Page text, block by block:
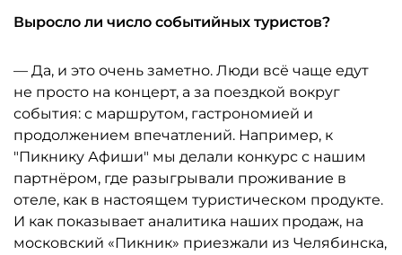
Выросло ли число событийных туристов?
— Да, и это очень заметно. Люди всё чаще едут
не просто на концерт, а за поездкой вокруг
события: с маршрутом, гастрономией и
продолжением впечатлений. Например, к
"Пикнику Афиши" мы делали конкурс с нашим
партнёром, где разыгрывали проживание в
отеле, как в настоящем туристическом продукте.
И как показывает аналитика наших продаж, на
московский «Пикник» приезжали из Челябинска,